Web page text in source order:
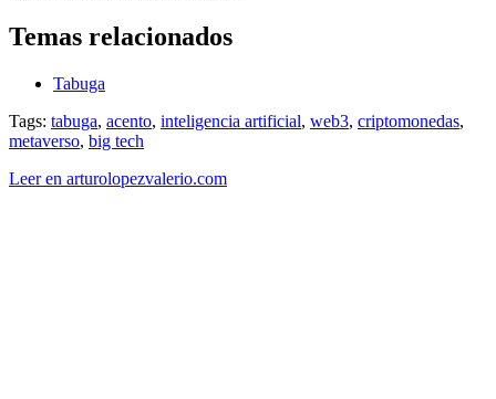
Temas relacionados
Tabuga
Tags: tabuga, acento, inteligencia artificial, web3, criptomonedas,
metaverso, big tech
Leer en arturolopezvalerio.com